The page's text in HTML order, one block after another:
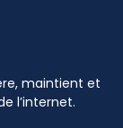
maintient et
l’internet.